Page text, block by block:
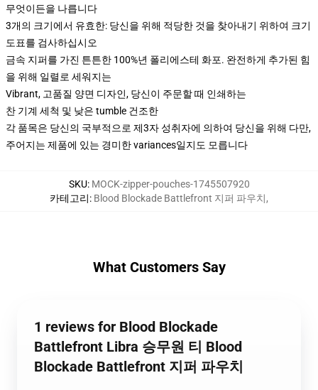
무엇이든을 나릅니다
3개의 크기에서 유효한: 당신을 위해 적당한 것을 찾아내기 위하여 크기
도표를 검사하십시오
금속 지퍼를 가진 튼튼한 100%년 폴리에스테 화포. 완전하게 추가된 힘
을 위해 일렬로 세워지는
Vibrant, 고품질 양면 디자인, 당신이 주문할 때 인쇄하는
찬 기계 세척 및 낮은 tumble 건조한
각 품목은 당신의 국부적으로 제3자 성취자에 의하여 당신을 위해 다만,
주어지는 제품에 있는 경미한 variances일지도 모릅니다
SKU: MOCK-zipper-pouches-1745507920
카테고리: Blood Blockade Battlefront 지퍼 파우치,
What Customers Say
1 reviews for Blood Blockade
Battlefront Libra 승무원 티 Blood
Blockade Battlefront 지퍼 파우치